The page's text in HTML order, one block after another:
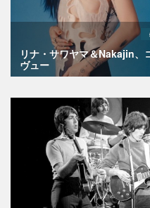
リナ・サワヤマ＆Nakajin、
ヴュー